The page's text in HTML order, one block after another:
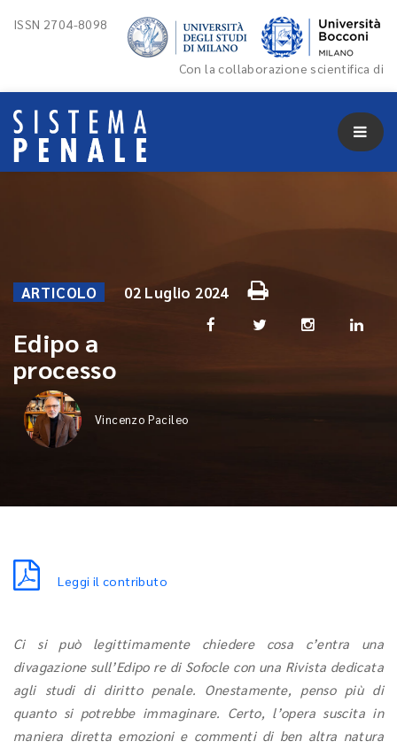
ISSN 2704-8098
Con la collaborazione scientifica di
ARTICOLO 02 Luglio 2024
Edipo a
processo
Vincenzo Pacileo
Leggi il contributo
Ci si può legittimamente chiedere cosa c’entra una
divagazione sull’Edipo re di Sofocle con una Rivista dedicata
agli studi di diritto penale. Onestamente, penso più di
quanto si potrebbe immaginare. Certo, l’opera suscita in
maniera diretta emozioni e commenti di ben altra natura